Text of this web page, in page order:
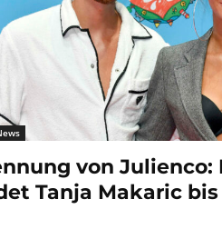
von Julienco:
Tanja Makaric